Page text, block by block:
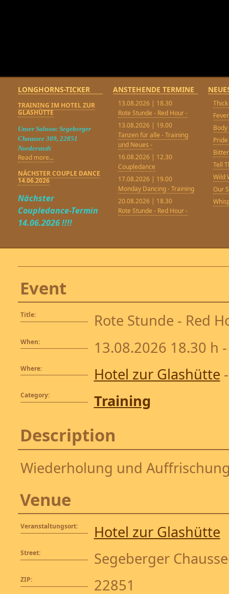
LONGHORNS-TICKER
TRAINING IM HOTEL ZUR
GLASHÜTTE
Unser Saloon: Segeberger
Chaussee 309, 22851
Norderstedt
Read more...
NÄCHSTER COUPLE DANCE
14.06.2026
Nächster
Coupledance-Termin
14.06.2026 !!!!
ANSTEHENDE TERMINE
13.08.2026 | 18.30
Rote Stunde - Red Hour -
13.08.2026 | 19.00
Tanzen für alle - Training
und Neues -
16.08.2026 | 12.30
Coupledance
17.08.2026 | 19.00
Monday Dancing - Training
20.08.2026 | 18.30
Rote Stunde - Red Hour -
Tell
Wild
Our
Event
Title: Rote Stunde - Red
When: 13.08.2026 18.30 h
Where: Hotel zur Glashütte
Category: Training
Description
Wiederholung und
Venue
Veranstaltungsort: Hotel zur Glashütte
Street: Segeberger
ZIP: 22851